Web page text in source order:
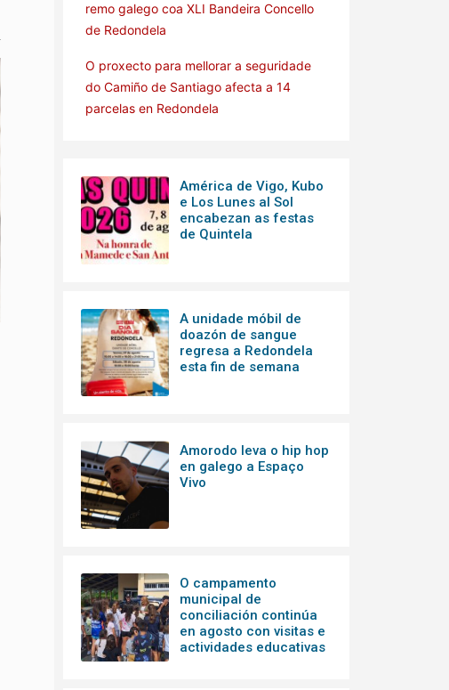
remo galego coa XLI Bandeira Concello
de Redondela
O proxecto para mellorar a seguridade
do Camiño de Santiago afecta a 14
parcelas en Redondela
América de Vigo, Kubo
e Los Lunes al Sol
encabezan as festas
de Quintela
A unidade móbil de
doazón de sangue
regresa a Redondela
esta fin de semana
Amorodo leva o hip hop
en galego a Espaço
Vivo
O campamento
municipal de
conciliación continúa
en agosto con visitas e
actividades educativas